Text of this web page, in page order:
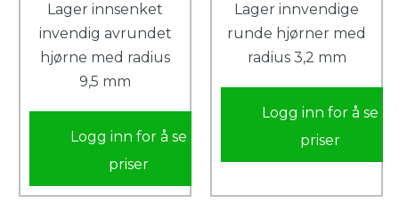
Lager innsenket
invendig avrundet
hjørne med radius
9,5 mm
Logg inn for å se
priser
Lager innvendige
runde hjørner med
radius 3,2 mm
Logg inn for å se
priser